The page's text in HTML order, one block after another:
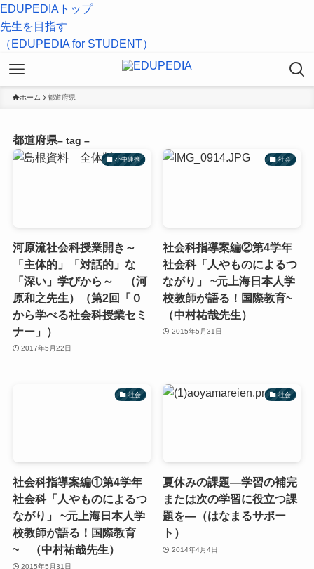
EDUPEDIAトップ
先生を目指す
（EDUPEDIA for STUDENT）
ホーム 都道府県
都道府県– tag –
小中連携
河原流社会科授業開き～
「主体的」「対話的」な
「深い」学びから～ （河
原和之先生）（第2回「０
から学べる社会科授業セミ
ナー」）
2017年5月22日
社会
社会科指導案編②第4学年
社会科「人やものによるつ
ながり」 ~元上海日本人学
校教師が語る！国際教育~
（中村祐哉先生）
2015年5月31日
社会
社会科指導案編①第4学年
社会科「人やものによるつ
ながり」 ~元上海日本人学
校教師が語る！国際教育
~ （中村祐哉先生）
2015年5月31日
社会
夏休みの課題―学習の補完
または次の学習に役立つ課
題を―（はなまるサポー
ト）
2014年4月4日